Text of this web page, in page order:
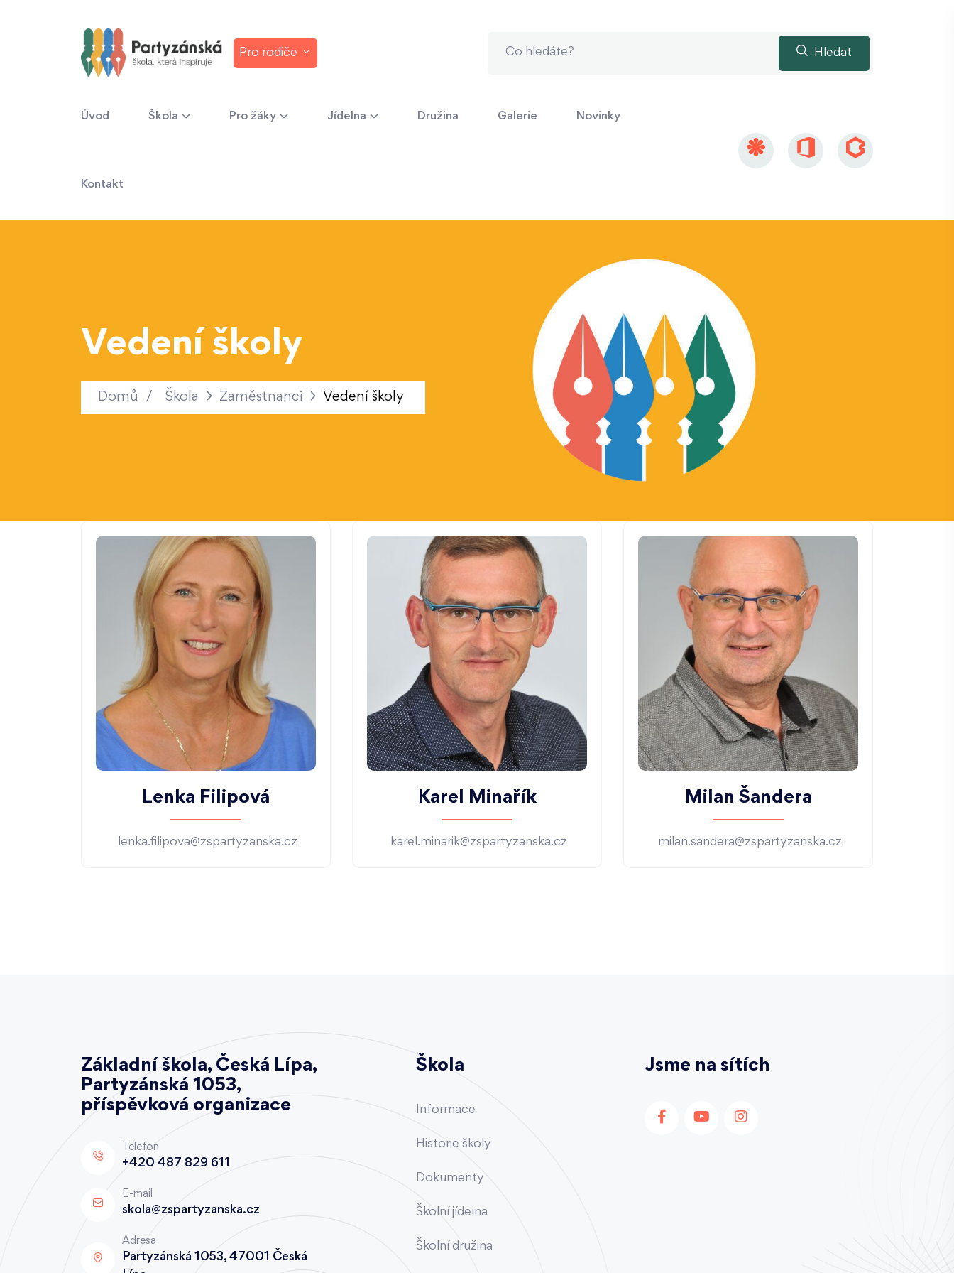
Pro rodiče Hledat
Úvod Škola Pro žáky Jídelna Družina Galerie Novinky
Kontakt
Vedení školy
Domů / Škola Zaměstnanci Vedení školy
Lenka Filipová
lenka.filipova@zspartyzanska.cz
Karel Minařík
karel.minarik@zspartyzanska.cz
Milan Šandera
milan.sandera@zspartyzanska.cz
Základní škola, Česká Lípa,
Partyzánská 1053,
příspěvková organizace
Telefon
+420 487 829 611
E-mail
skola@zspartyzanska.cz
Adresa
Partyzánská 1053, 47001 Česká
Škola
Informace
Historie školy
Dokumenty
Školní jídelna
Školní družina
Jsme na sítích